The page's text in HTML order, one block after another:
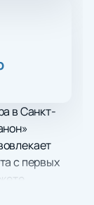
в Санкт-
с первых